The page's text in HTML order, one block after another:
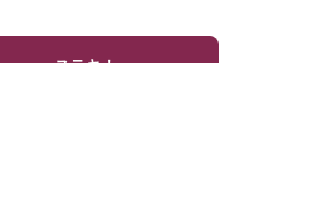
ステキ！